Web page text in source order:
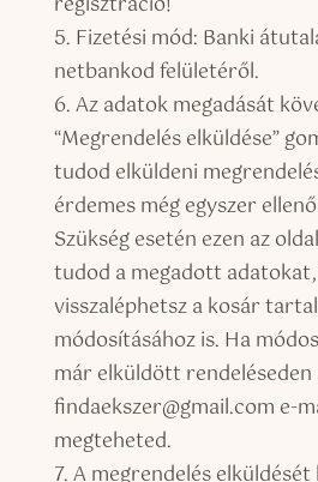
5. Fizetési mód: Banki
netbankod felületéről.
6. Az adatok megadását
“Megrendelés elküldése”
tudod elküldeni
érdemes még egyszer
Szükség esetén ezen az
tudod a megadott
visszaléphetsz a kosár
módosításához is. Ha
már elküldött rendeléseden
findaekszer@gmail.com e-
megteheted.
7. A megrendelés